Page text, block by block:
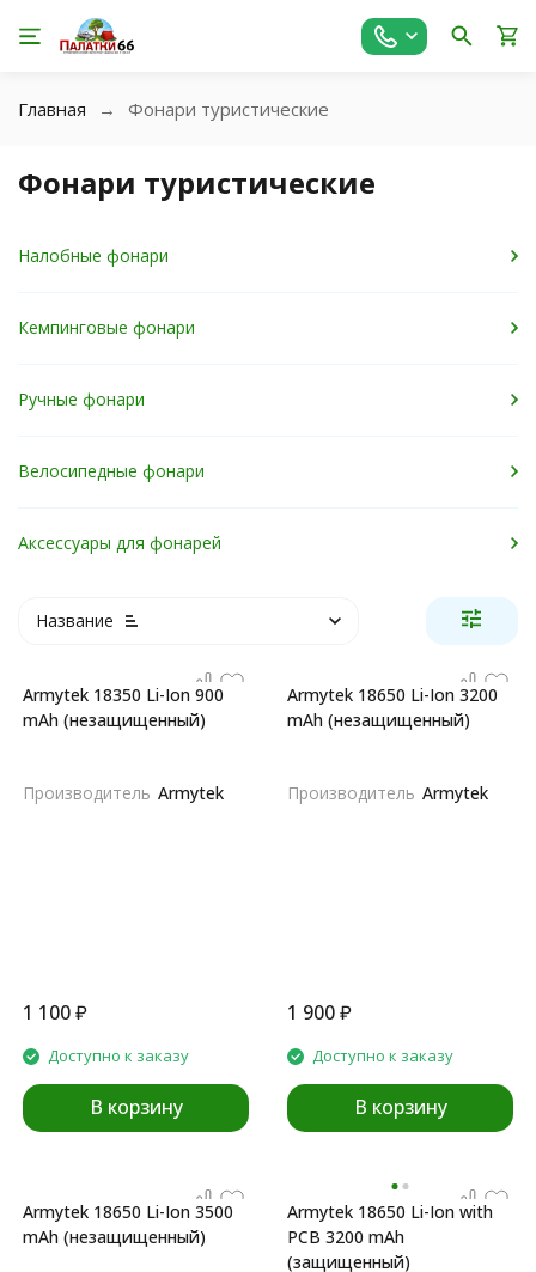
Главная Фонари туристические
Фонари туристические
Налобные фонари
Кемпинговые фонари
Ручные фонари
Велосипедные фонари
Аксессуары для фонарей
Название
Armytek 18350 Li-Ion 900
mAh (незащищенный)
Производитель Armytek
1 100₽
Доступно к заказу
В корзину
Armytek 18650 Li-Ion 3200
mAh (незащищенный)
Производитель Armytek
1 900₽
Доступно к заказу
В корзину
Armytek 18650 Li-Ion 3500
mAh (незащищенный)
Armytek 18650 Li-Ion with
PCB 3200 mAh
(защищенный)